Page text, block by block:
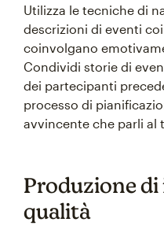
Utilizza le tecniche di
descrizioni di eventi
coinvolgano
Condividi storie di
dei partecipanti
processo di
avvincente che parli al
Produzione
qualità